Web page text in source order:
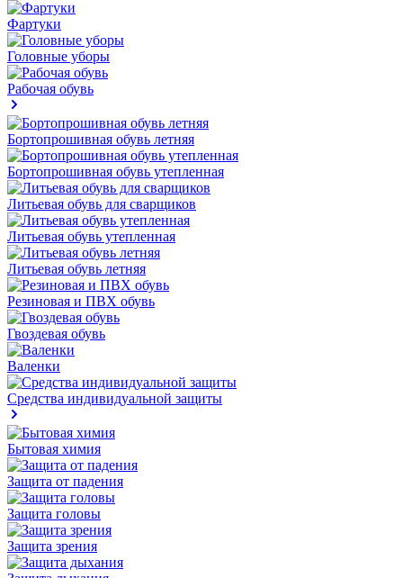
Фартуки
Головные уборы
Рабочая обувь
Бортопрошивная обувь летняя
Бортопрошивная обувь утепленная
Литьевая обувь для сварщиков
Литьевая обувь утепленная
Литьевая обувь летняя
Резиновая и ПВХ обувь
Гвоздевая обувь
Валенки
Средства индивидуальной защиты
Бытовая химия
Защита от падения
Защита головы
Защита зрения